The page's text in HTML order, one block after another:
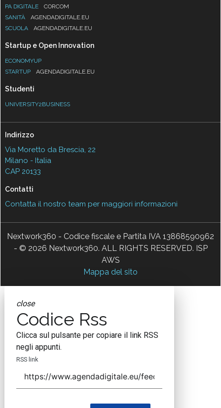
PA DIGITALE
CORCOM
SANITÀ
AGENDADIGITALE.EU
SCUOLA
AGENDADIGITALE.EU
Startup e Open Innovation
ECONOMYUP
STARTUP
AGENDADIGITALE.EU
Studenti
UNIVERSITY2BUSINESS
Indirizzo
Via Moretto da Brescia, 22
Milano - Italia
CAP 20133
Contatti
Contatta il nostro team per maggiori informazioni
Nextwork360 - Codice fiscale e Partita IVA 13868590962
- © 2026 Nextwork360. ALL RIGHTS RESERVED. ISP
AWS
Mappa del sito
close
Codice Rss
Clicca sul pulsante per copiare il link RSS
negli appunti.
RSS link